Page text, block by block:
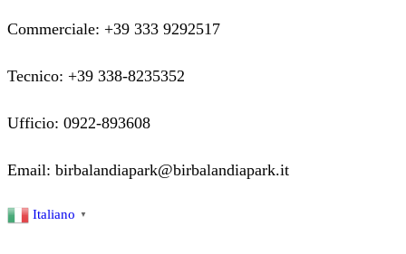
Commerciale: +39 333 9292517
Tecnico: +39 338-8235352
Ufficio: 0922-893608
Email: birbalandiapark@birbalandiapark.it
Facebook
Instagram
YoutubeItaliano ▼